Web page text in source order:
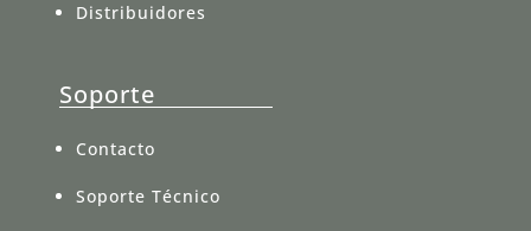
Distribuidores
Soporte
Contacto
Soporte Técnico